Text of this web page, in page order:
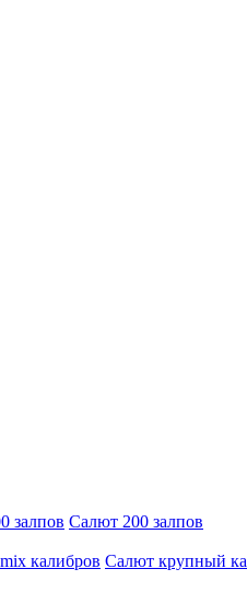
залпов Салют 200 залпов
калибров Салют крупный